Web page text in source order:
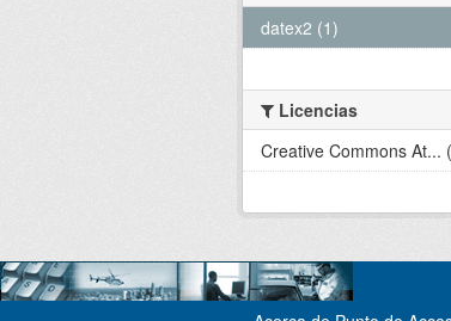
datex2 (1)
Licencias
Creative Commons At...